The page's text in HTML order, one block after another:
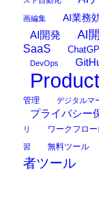
画編集 AI業務
AI開発 AI
SaaS
DevOps
Product
管理
デジタルマ
プライバシー
リ
ワークフロ
習 無料ツール
者ツール